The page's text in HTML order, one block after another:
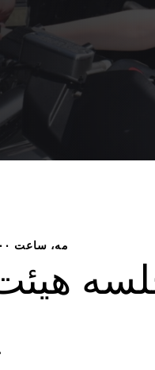
۸ مه، ساعت ۹:۰۰ صبح
این رویداد گذشت.